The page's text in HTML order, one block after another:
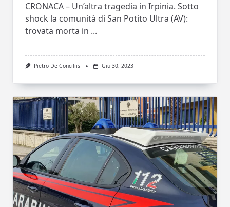
CRONACA – Un’altra tragedia in Irpinia. Sotto
shock la comunità di San Potito Ultra (AV):
trovata morta in ...
Pietro De Conciliis Giu 30, 2023